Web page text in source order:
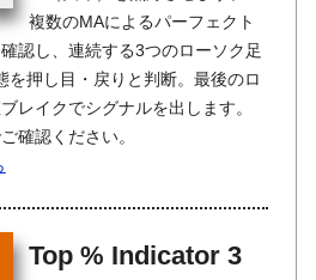
複数のMAによるパーフェクト
認し、連続する3つのローソク足
を押し目・戻りと判断。最後のロ
レイクでシグナルを出します。
確認ください。
Top % Indicator 3